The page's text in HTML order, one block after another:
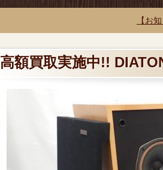
【お
高額買取実施中!!